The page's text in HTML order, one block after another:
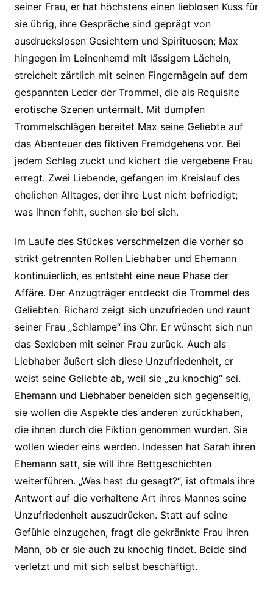
seiner Frau, er hat höchstens einen lieblosen Kuss für
sie übrig, ihre Gespräche sind geprägt von
ausdruckslosen Gesichtern und Spirituosen; Max
hingegen im Leinenhemd mit lässigem Lächeln,
streichelt zärtlich mit seinen Fingernägeln auf dem
gespannten Leder der Trommel, die als Requisite
erotische Szenen untermalt. Mit dumpfen
Trommelschlägen bereitet Max seine Geliebte auf
das Abenteuer des fiktiven Fremdgehens vor. Bei
jedem Schlag zuckt und kichert die vergebene Frau
erregt. Zwei Liebende, gefangen im Kreislauf des
ehelichen Alltages, der ihre Lust nicht befriedigt;
was ihnen fehlt, suchen sie bei sich.
Im Laufe des Stückes verschmelzen die vorher so
strikt getrennten Rollen Liebhaber und Ehemann
kontinuierlich, es entsteht eine neue Phase der
Affäre. Der Anzugträger entdeckt die Trommel des
Geliebten. Richard zeigt sich unzufrieden und raunt
seiner Frau „Schlampe“ ins Ohr. Er wünscht sich nun
das Sexleben mit seiner Frau zurück. Auch als
Liebhaber äußert sich diese Unzufriedenheit, er
weist seine Geliebte ab, weil sie „zu knochig“ sei.
Ehemann und Liebhaber beneiden sich gegenseitig,
sie wollen die Aspekte des anderen zurückhaben,
die ihnen durch die Fiktion genommen wurden. Sie
wollen wieder eins werden. Indessen hat Sarah ihren
Ehemann satt, sie will ihre Bettgeschichten
weiterführen. „Was hast du gesagt?“, ist oftmals ihre
Antwort auf die verhaltene Art ihres Mannes seine
Unzufriedenheit auszudrücken. Statt auf seine
Gefühle einzugehen, fragt die gekränkte Frau ihren
Mann, ob er sie auch zu knochig findet. Beide sind
verletzt und mit sich selbst beschäftigt.